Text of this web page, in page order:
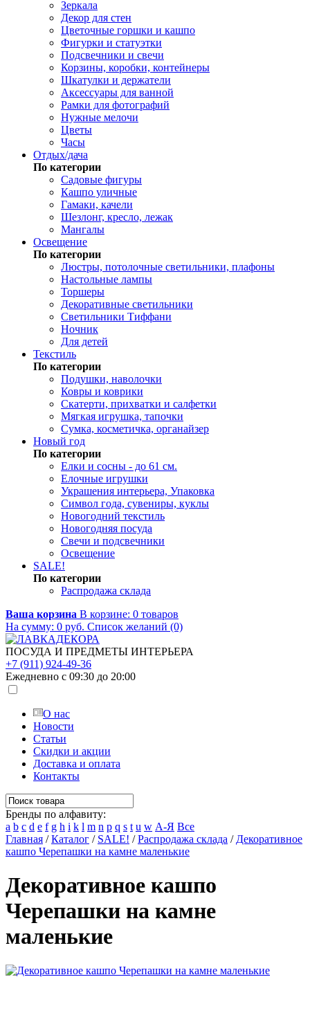
Зеркала
Декор для стен
Цветочные горшки и кашпо
Фигурки и статуэтки
Подсвечники и свечи
Корзины, коробки, контейнеры
Шкатулки и держатели
Аксессуары для ванной
Рамки для фотографий
Нужные мелочи
Цветы
Часы
Отдых/дача
По категории
Садовые фигуры
Кашпо уличные
Гамаки, качели
Шезлонг, кресло, лежак
Мангалы
Освещение
По категории
Люстры, потолочные светильники, плафоны
Настольные лампы
Торшеры
Декоративные светильники
Светильники Тиффани
Ночник
Для детей
Текстиль
По категории
Подушки, наволочки
Ковры и коврики
Скатерти, прихватки и салфетки
Мягкая игрушка, тапочки
Сумка, косметичка, органайзер
Новый год
По категории
Елки и сосны - до 61 см.
Елочные игрушки
Украшения интерьера, Упаковка
Символ года, сувениры, куклы
Новогодний текстиль
Новогодняя посуда
Свечи и подсвечники
Освещение
SALE!
По категории
Распродажа склада
Ваша корзина В корзине: 0 товаров
На сумму: 0 руб. Список желаний (0)
ПОСУДА И ПРЕДМЕТЫ ИНТЕРЬЕРА
+7 (911) 924-49-36
Ежедневно с 09:30 до 20:00
О нас
Новости
Статьи
Скидки и акции
Доставка и оплата
Контакты
Бренды по алфавиту:
a b c d e f g h i k l m n p q s t u w А-Я Все
Главная /Каталог / SALE! /Распродажа склада / Декоративное
кашпо Черепашки на камне маленькие
Декоративное кашпо
Черепашки на камне
маленькие